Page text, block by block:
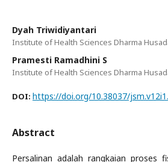
Dyah Triwidiyantari
Institute of Health Sciences Dharma
Pramesti Ramadhini S
Institute of Health Sciences Dharma
DOI: https://doi.org/10.38037/
Abstract
Persalinan adalah rangkaian proses